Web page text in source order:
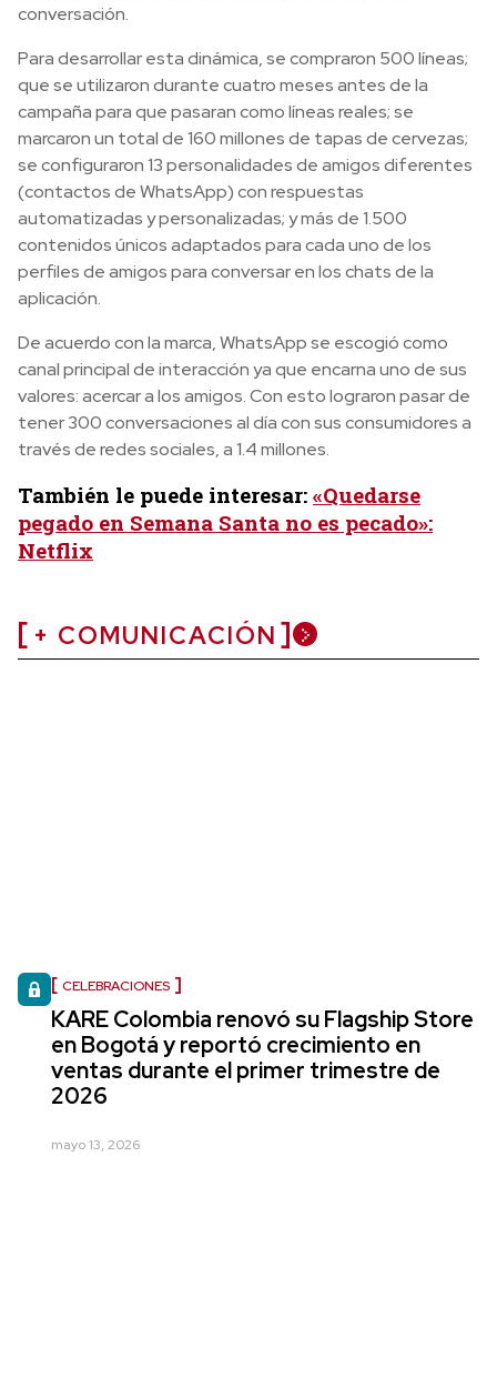
conversación.
Para desarrollar esta dinámica, se compraron 500 líneas;
que se utilizaron durante cuatro meses antes de la
campaña para que pasaran como líneas reales; se
marcaron un total de 160 millones de tapas de cervezas;
se configuraron 13 personalidades de amigos diferentes
(contactos de WhatsApp) con respuestas
automatizadas y personalizadas; y más de 1.500
contenidos únicos adaptados para cada uno de los
perfiles de amigos para conversar en los chats de la
aplicación.
De acuerdo con la marca, WhatsApp se escogió como
canal principal de interacción ya que encarna uno de sus
valores: acercar a los amigos. Con esto lograron pasar de
tener 300 conversaciones al día con sus consumidores a
través de redes sociales, a 1.4 millones.
También le puede interesar: «Quedarse
pegado en Semana Santa no es pecado»:
Netflix
+ COMUNICACIÓN
CELEBRACIONES
KARE Colombia renovó su Flagship Store
en Bogotá y reportó crecimiento en
ventas durante el primer trimestre de
2026
mayo 13, 2026